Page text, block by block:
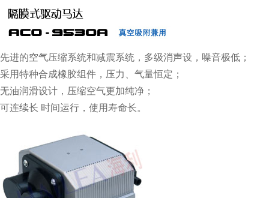
先进的空气压缩系统和减震系统，多级消声设 ，噪音极低；
采用特种合成橡胶组件，压力、气量恒定；
无油润滑设计，压缩空气更加纯净；
可连续长 时间运行，使用寿命长。